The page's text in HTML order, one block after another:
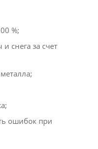
%;
снега за счет
ошибок при